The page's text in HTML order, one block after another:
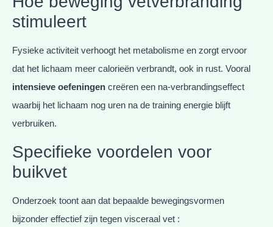
stimuleert
Fysieke activiteit verhoogt het metabolisme en zorgt ervoor
dat het lichaam meer calorieën verbrandt, ook in rust. Vooral
intensieve oefeningen creëren een na-verbrandingseffect
waarbij het lichaam nog uren na de training energie blijft
verbruiken.
Specifieke voordelen voor
buikvet
Onderzoek toont aan dat bepaalde bewegingsvormen
bijzonder effectief zijn tegen visceraal vet :